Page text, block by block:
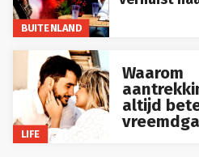
BUITENLAND
LIFE
Waarom
altijd